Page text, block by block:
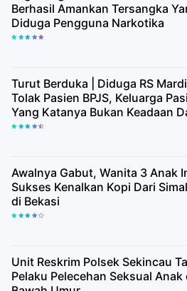
Berhasil Amankan Tersangka
Diduga Pengguna Narkotika
Turut Berduka | Diduga RS
Tolak Pasien BPJS, Keluarga
Yang Katanya Bukan Keadaan
Awalnya Gabut, Wanita 3 Anak
Sukses Kenalkan Kopi Dari
di Bekasi
Unit Reskrim Polsek Sekincau
Pelaku Pelecehan Seksual Anak